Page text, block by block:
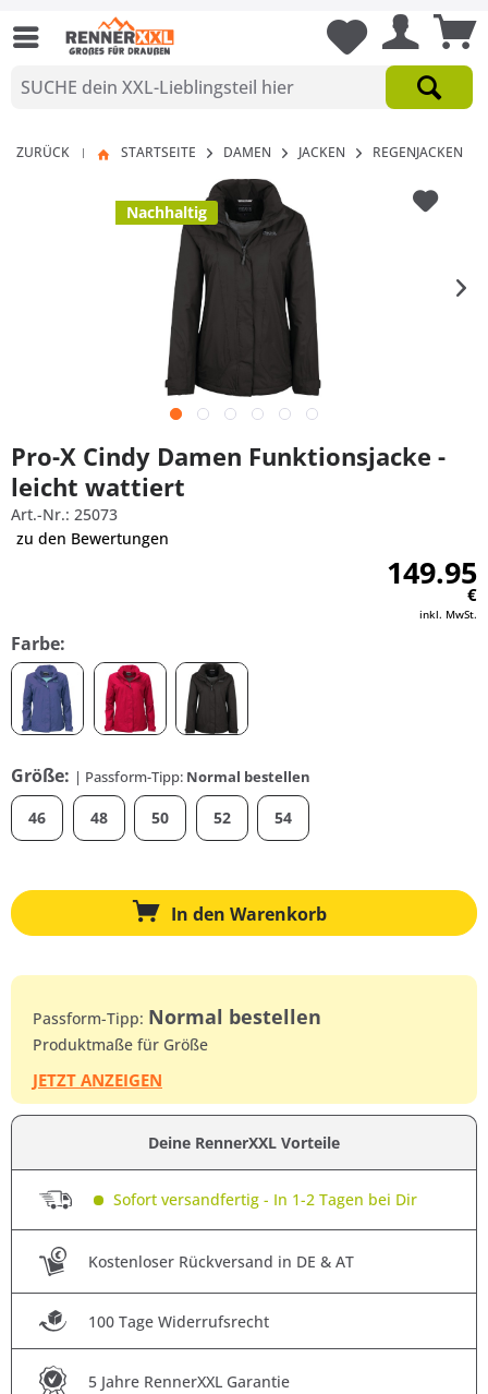
ZURÜCK | STARTSEITE DAMEN JACKEN REGENJACKEN
Nachhaltig
Pro-X Cindy Damen Funktionsjacke -
leicht wattiert
Art.-Nr.: 25073
zu den Bewertungen
149.95
€
inkl. MwSt.
Farbe:
Größe: | Passform-Tipp: Normal bestellen
46 48 50 52 54
In den Warenkorb
Passform-Tipp: Normal bestellen
Produktmaße für Größe
JETZT ANZEIGEN
Deine RennerXXL Vorteile
Sofort versandfertig - In 1-2 Tagen bei Dir
Kostenloser Rückversand in DE & AT
100 Tage Widerrufsrecht
5 Jahre RennerXXL Garantie